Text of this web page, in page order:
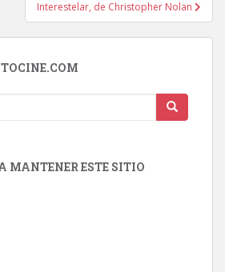
Interestelar, de Christopher Nolan
MANTENER ESTE SITIO